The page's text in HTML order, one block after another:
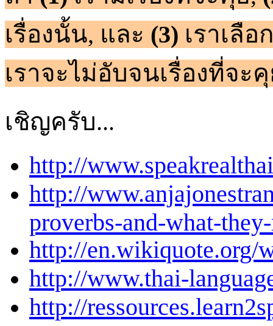
เรื่องนั้น, และ (3) เราเลื
เราจะไม่อับจนเรื่องที่จะ
เชิญครับ...
http://
http://
proverbs-and-what-
http://en.wikiquote.org/
http://www.thai-
http://